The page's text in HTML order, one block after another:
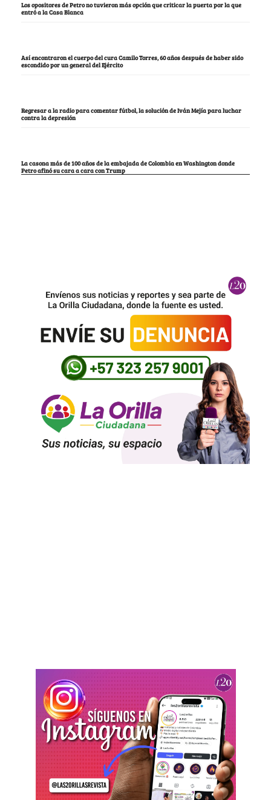
Los opositores de Petro no tuvieron más opción que criticar la puerta por la que
entró a la Casa Blanca
Así encontraron el cuerpo del cura Camilo Torres, 60 años después de haber sido
escondido por un general del Ejército
Regresar a la radio para comentar fútbol, la solución de Iván Mejía para luchar
contra la depresión
La casona más de 100 años de la embajada de Colombia en Washington donde
Petro afinó su cara a cara con Trump